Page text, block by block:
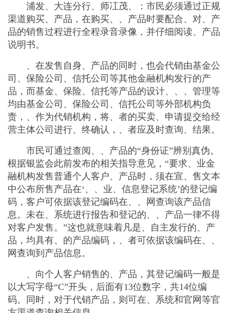
浦发、大连分行、师冮茂、：市民必须通过正规
渠道购买、产品，在购买、、产品时要配合、对、产
品的销售过程进行全程录音录像，并仔细阅读、产品
说明书。
、在发售自身、产品的同时，也会代销由基金公
司、保险公司、信托公司等其他金融机构发行的产
品，而基金、保险、信托等产品的设计、、、管理等
均由基金公司、保险公司、信托公司等外部机构负
责，、作为代销机构，将、者的买卖、申请提交给经
营主体公司进行、终确认，、者应及时查询、结果。
市民可通过查阅、、产品的“身份证”辨别真伪。
根据银监会此前发布的相关指导意见，“要求、业金
融机构发售普通个人客户、产品时，须在宣、售文本
中公布所售产品在‘、、业、信息登记系统’的登记编
码，客户可依据该登记编码在、、网查询该产品信
息。未在、系统进行报告和登记的、、产品一律不得
对客户发售。”这也就意味着凡是、自主发行的、产
品，均具有、的产品编码，、者可依据该编码在、、
网查询到产品信息。
、向个人客户销售的、产品，其登记编码一般是
以大写字母“C”开头，后面有13位数字，共14位编
码。同时，对于代销产品，则可在、系统和官网等官